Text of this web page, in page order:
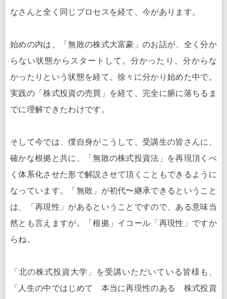
なさんと全く同じプロセスを経て、今があります。
始めの内は、「無敗の株式大富豪」のお話が、全く分か
らない状態からスタートして。分かったり、分からな
かったりという状態を経て。徐々に分かり始めた中で。
実践の「株式投資の売買」を経て、完全に腑に落ちるま
でに理解できたわけです。
そして今では、僕自身がこうして、受講生の皆さんに、
確かな根拠と共に、「無敗の株式投資法」を再現頂くべ
く体系化させた形で解説させて頂くこともできるように
なっています。「無敗」が初代〜継承できるということ
は、「再現性」があるということですので、ある意味当
然とも言えますが。「根拠」イコール「再現性」ですか
らね。
「北の株式投資大学」を受講いただいている皆様も、
「人生の中ではじめて 本当に再現性のある 株式投資